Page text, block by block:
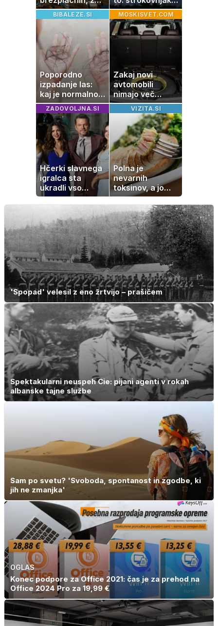
ležalnik in
senčnik tudi več
kot 40 evrov
opozarjajo na
pogosto napako
BIBALEZE.SI
Poporodno
izpadanje las:
kaj je normalno
in kako si
pomagati
MOSKISVET.COM
Zakaj novi
avtomobili
nimajo več
rezervne gume?
ZADOVOLJNA.SI
Hčerki slavnega
igralca sta
ukradli vso
pozornost
VIZITA.SI
Polna je
nevarnih
toksinov, a jo
imamo vsi radi:
to je najbolj
nezdrava riba, ki
jo mnogi redno
uživajo
'Spopad' velesil z eno žrtvijo – prašičem
Spektakularni neuspeh Cie: pijani agenti v rokah
albanske tajne službe
Sam po svetu? 'Svoboda, spontanost in zgodbe, ki
jih ne zmanjka'
OGLAS
Konec podpore za Office 2021: čas je za prehod na
Office 2024 Pro za 19,99 €